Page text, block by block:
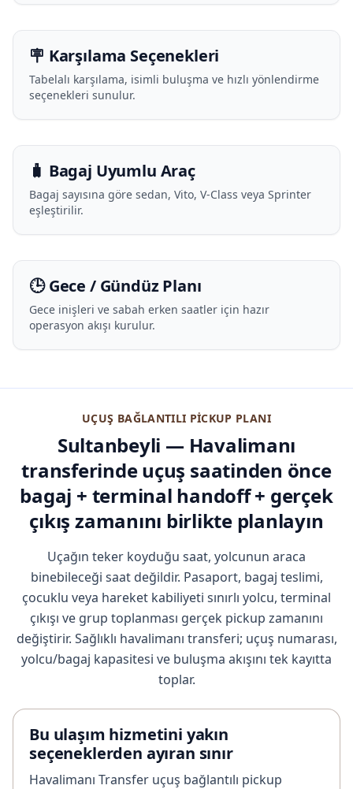
🪧 Karşılama Seçenekleri
Tabelalı karşılama, isimli buluşma ve hızlı yönlendirme
seçenekleri sunulur.
🧳 Bagaj Uyumlu Araç
Bagaj sayısına göre sedan, Vito, V-Class veya Sprinter
eşleştirilir.
🕒 Gece / Gündüz Planı
Gece inişleri ve sabah erken saatler için hazır
operasyon akışı kurulur.
UÇUŞ BAĞLANTILI PICKUP PLANI
Sultanbeyli — Havalimanı
transferinde uçuş saatinden önce
bagaj + terminal handoff + gerçek
çıkış zamanını birlikte planlayın
Uçağın teker koyduğu saat, yolcunun araca
binebileceği saat değildir. Pasaport, bagaj teslimi,
çocuklu veya hareket kabiliyeti sınırlı yolcu, terminal
çıkışı ve grup toplanması gerçek pickup zamanını
değiştirir. Sağlıklı havalimanı transferi; uçuş numarası,
yolcu/bagaj kapasitesi ve buluşma akışını tek kayıtta
toplar.
Bu ulaşım hizmetini yakın
seçeneklerden ayıran sınır
Havalimanı Transfer uçuş bağlantılı pickup